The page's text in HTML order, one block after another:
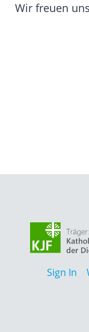
Wir freuen
Sign In